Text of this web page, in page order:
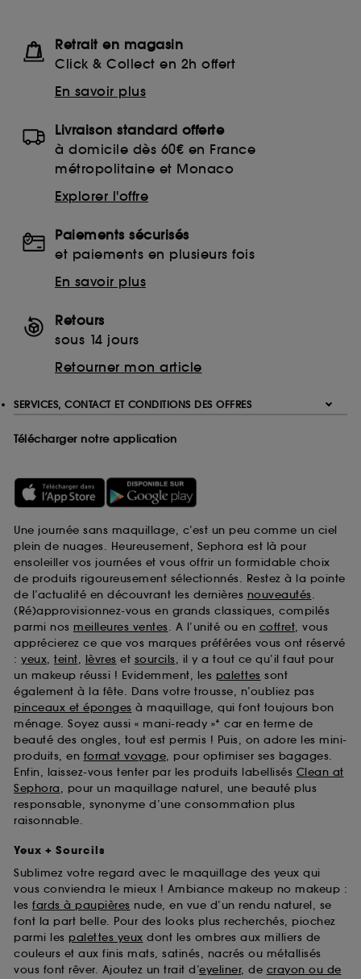
Retrait en magasin
Click & Collect en 2h offert
En savoir plus
Livraison standard offerte
à domicile dès 60€ en France
métropolitaine et Monaco
Explorer l'offre
Paiements sécurisés
et paiements en plusieurs fois
En savoir plus
Retours
sous 14 jours
Retourner mon article
SERVICES, CONTACT ET CONDITIONS DES OFFRES
Télécharger notre application
Une journée sans maquillage, c’est un peu comme un ciel
plein de nuages. Heureusement, Sephora est là pour
ensoleiller vos journées et vous offrir un formidable choix
de produits rigoureusement sélectionnés. Restez à la pointe
de l’actualité en découvrant les dernières nouveautés.
(Ré)approvisionnez-vous en grands classiques, compilés
parmi nos meilleures ventes. A l’unité ou en coffret, vous
apprécierez ce que vos marques préférées vous ont réservé
: yeux, teint, lèvres et sourcils, il y a tout ce qu’il faut pour
un makeup réussi ! Evidemment, les palettes sont
également à la fête. Dans votre trousse, n’oubliez pas
pinceaux et éponges à maquillage, qui font toujours bon
ménage. Soyez aussi « mani-ready »* car en terme de
beauté des ongles, tout est permis ! Puis, on adore les mini-
produits, en format voyage, pour optimiser ses bagages.
Enfin, laissez-vous tenter par les produits labellisés Clean at
Sephora, pour un maquillage naturel, une beauté plus
responsable, synonyme d’une consommation plus
raisonnable.
Yeux + Sourcils
Sublimez votre regard avec le maquillage des yeux qui
vous conviendra le mieux ! Ambiance makeup no makeup :
les fards à paupières nude, en vue d’un rendu naturel, se
font la part belle. Pour des looks plus recherchés, piochez
parmi les palettes yeux dont les ombres aux milliers de
couleurs et aux finis mats, satinés, nacrés ou métallisés
vous font rêver. Ajoutez un trait d’eyeliner, de crayon ou de